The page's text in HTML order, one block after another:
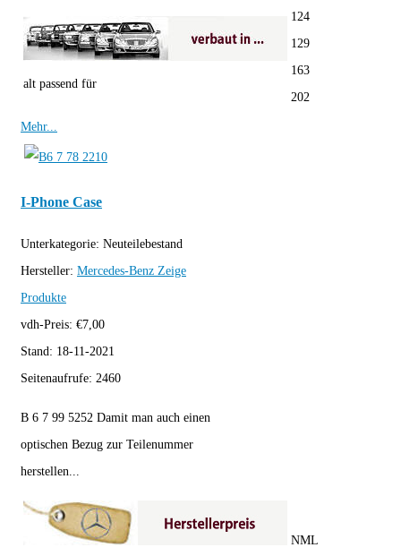
alt passend für
124
129
163
202
Mehr...
I-Phone Case
Unterkategorie: Neuteilebestand
Hersteller: Mercedes-Benz Zeige
Produkte
vdh-Preis: €7,00
Stand: 18-11-2021
Seitenaufrufe: 2460
B 6 7 99 5252 Damit man auch einen
optischen Bezug zur Teilenummer
herstellen...
NML